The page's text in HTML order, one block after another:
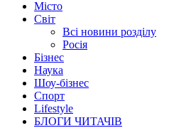
Місто
Світ
Всі новини розділу
Росія
Бізнес
Наука
Шоу-бізнес
Спорт
Lifestyle
БЛОГИ ЧИТАЧІВ